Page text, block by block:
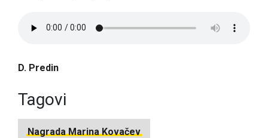
D. Predin
Tagovi
Nagrada Marina Kovačev